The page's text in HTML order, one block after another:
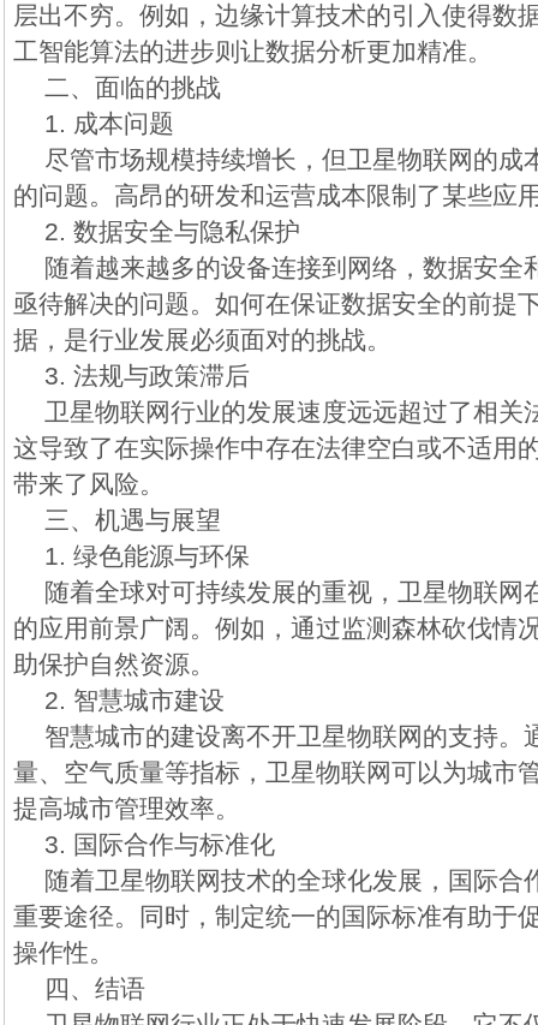
层出不穷。例如，边缘计算技术的引入使得数
工智能算法的进步则让数据分析更加精准。
二、面临的挑战
1. 成本问题
尽管市场规模持续增长，但卫星物联网的成
的问题。高昂的研发和运营成本限制了某些应
2. 数据安全与隐私保护
随着越来越多的设备连接到网络，数据安全
亟待解决的问题。如何在保证数据安全的前提
据，是行业发展必须面对的挑战。
3. 法规与政策滞后
卫星物联网行业的发展速度远远超过了相关
这导致了在实际操作中存在法律空白或不适用
带来了风险。
三、机遇与展望
1. 绿色能源与环保
随着全球对可持续发展的重视，卫星物联网
的应用前景广阔。例如，通过监测森林砍伐情
助保护自然资源。
2. 智慧城市建设
智慧城市的建设离不开卫星物联网的支持。
量、空气质量等指标，卫星物联网可以为城市
提高城市管理效率。
3. 国际合作与标准化
随着卫星物联网技术的全球化发展，国际合
重要途径。同时，制定统一的国际标准有助于
操作性。
四、结语